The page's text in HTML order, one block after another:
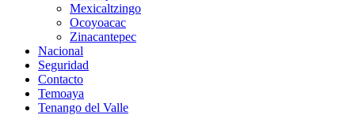
Mexicaltzingo
Ocoyoacac
Zinacantepec
Nacional
Seguridad
Contacto
Temoaya
Tenango del Valle